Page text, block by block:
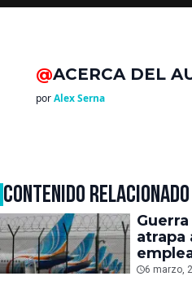
@ACERCA DEL
porAlex Serna
CONTENIDO RELACIONADO
atrapa
6 marzo,